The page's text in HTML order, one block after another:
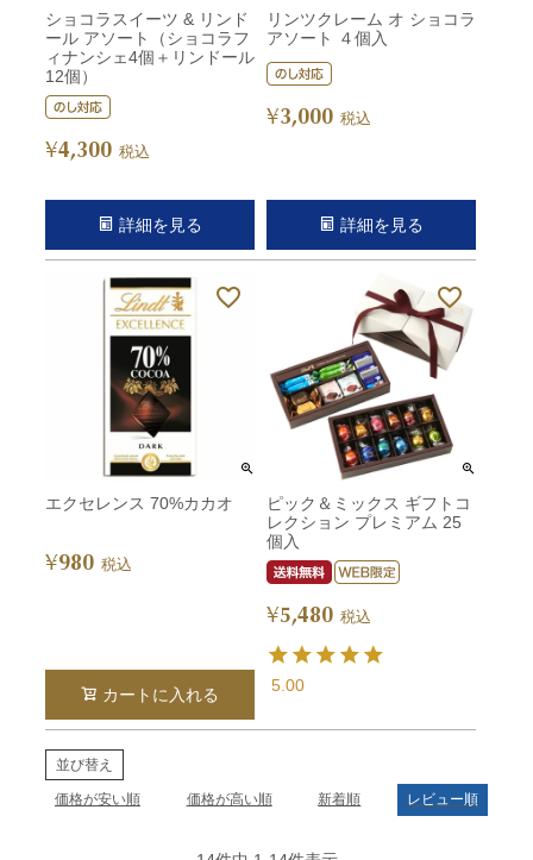
ショコラスイーツ & リンド
ール アソート（ショコラフ
ィナンシェ4個＋リンドール
12個）
¥4,300 税込
詳細を見る
リンツクレーム オ ショコラ
アソート ４個入
¥3,000 税込
詳細を見る
エクセレンス 70%カカオ
¥980 税込
カートに入れる
ピック＆ミックス ギフトコ
レクション プレミアム 25
個入
¥5,480 税込
5.00
並び替え
価格が安い順 価格が高い順 新着順 レビュー順